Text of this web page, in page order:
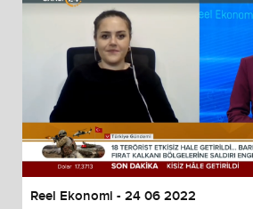
Reel Ekonomi - 24 06 2022